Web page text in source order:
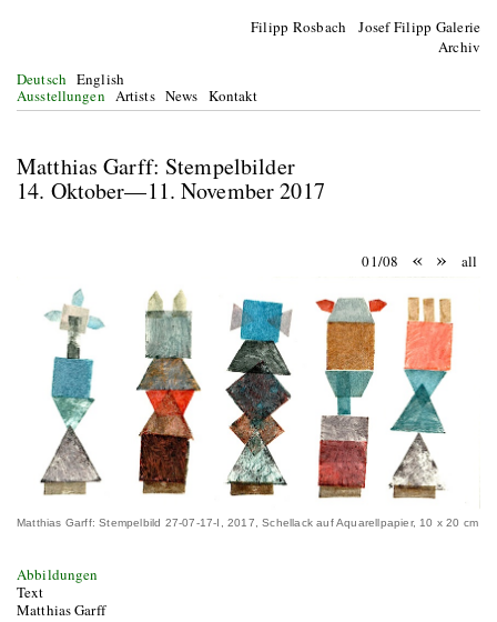
Filipp Rosbach Josef Filipp Galerie
Archiv
Deutsch English
Ausstellungen Artists News Kontakt
Matthias Garff: Stempelbilder
14. Oktober—11. November 2017
01/08 « » all
Matthias Garff: Stempelbild 27-07-17-I, 2017, Schellack auf Aquarellpapier, 10 x 20 cm
Abbildungen
Text
Matthias Garff